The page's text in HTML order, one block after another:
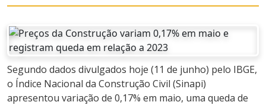
Segundo dados divulgados hoje (11 de junho) pelo IBGE,
o Índice Nacional da Construção Civil (Sinapi)
apresentou variação de 0,17% em maio, uma queda de